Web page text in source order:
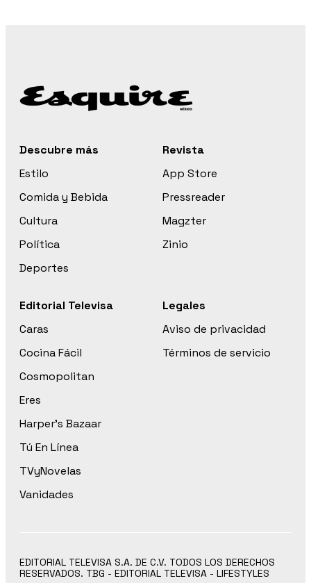
Descubre más
Estilo
Comida y Bebida
Cultura
Política
Deportes
Revista
App Store
Pressreader
Magzter
Zinio
Editorial Televisa
Caras
Cocina Fácil
Cosmopolitan
Eres
Harper’s Bazaar
Tú En Línea
TVyNovelas
Vanidades
Legales
Aviso de privacidad
Términos de servicio
EDITORIAL TELEVISA S.A. DE C.V. TODOS LOS DERECHOS
RESERVADOS. TBG - EDITORIAL TELEVISA - LIFESTYLES